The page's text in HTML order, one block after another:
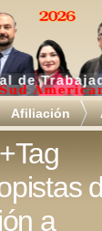
Afiliación
a